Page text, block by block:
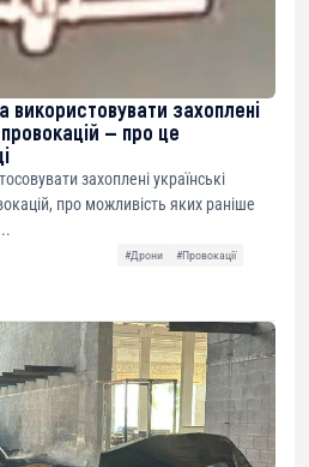
використовувати захоплені
— про це
захоплені українські
про можливість яких раніше
#Дрони
#Провокації